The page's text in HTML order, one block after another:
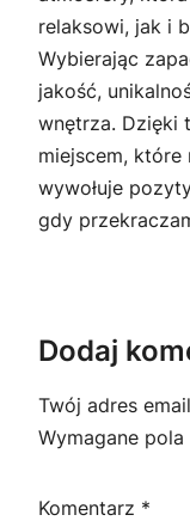
relaksowi, jak i
Wybierając
jakość,
wnętrza. Dzięki
miejscem,
wywołuje
gdy
Dodaj
Twój adres
Wymagane
Komentarz *